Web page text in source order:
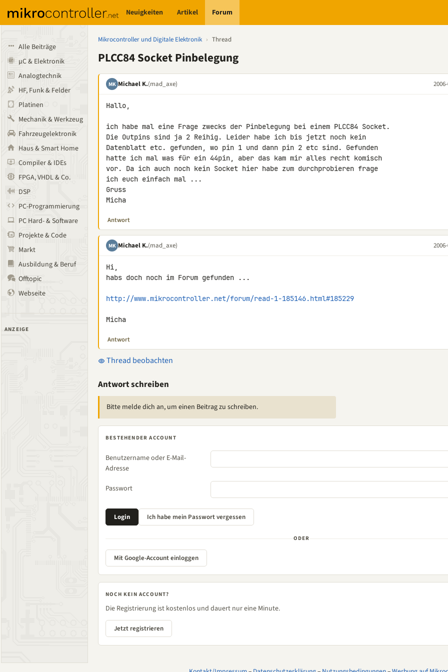
Neuigkeiten Artikel Forum
Alle Beiträge
µC & Elektronik
Analogtechnik
HF, Funk & Felder
Platinen
Mechanik & Werkzeug
Fahrzeugelektronik
Haus & Smart Home
Compiler & IDEs
FPGA, VHDL & Co.
DSP
PC-Programmierung
PC Hard- & Software
Projekte & Code
Markt
Ausbildung & Beruf
Offtopic
Webseite
ANZEIGE
Mikrocontroller und Digitale Elektronik › Thread
PLCC84 Socket Pinbelegung
MK Michael K.(mad_axe)
Hallo,
ich habe mal eine Frage zwecks der Pinbelegung bei einem PLCC84 Socket.
Die Outpins sind ja 2 Reihig. Leider habe ich bis jetzt noch kein
Datenblatt etc. gefunden, wo pin 1 und dann pin 2 etc sind. Gefunden
hatte ich mal was für ein 44pin, aber das kam mir alles recht komisch
vor. Da ich auch noch kein Socket hier habe zum durchprobieren frage
ich euch einfach mal ...
Gruss
Micha
Antwort
MK Michael K.(mad_axe)
Hi,
habs doch noch im Forum gefunden ...
http://www.mikrocontroller.net/forum/read-1-185146.html#185229
Micha
Antwort
Thread beobachten
Antwort schreiben
Bitte melde dich an, um einen Beitrag zu schreiben.
BESTEHENDER ACCOUNT
Benutzername oder E-Mail-
Adresse
Passwort
ODER
Mit Google-Account einloggen
NOCH KEIN ACCOUNT?
Die Registrierung ist kostenlos und dauert nur eine Minute.
Jetzt registrieren